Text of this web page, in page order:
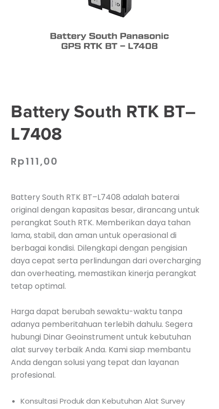
Battery South RTK BT–
L7408
Rp111,00
Battery South RTK BT–L7408 adalah baterai
original dengan kapasitas besar, dirancang untuk
perangkat South RTK. Memberikan daya tahan
lama, stabil, dan aman untuk operasional di
berbagai kondisi. Dilengkapi dengan pengisian
daya cepat serta perlindungan dari overcharging
dan overheating, memastikan kinerja perangkat
tetap optimal.
Harga dapat berubah sewaktu-waktu tanpa
adanya pemberitahuan terlebih dahulu. Segera
hubungi Dinar Geoinstrument untuk kebutuhan
alat survey terbaik Anda. Kami siap membantu
Anda dengan solusi yang tepat dan layanan
profesional.
Konsultasi Produk dan Kebutuhan Alat Survey